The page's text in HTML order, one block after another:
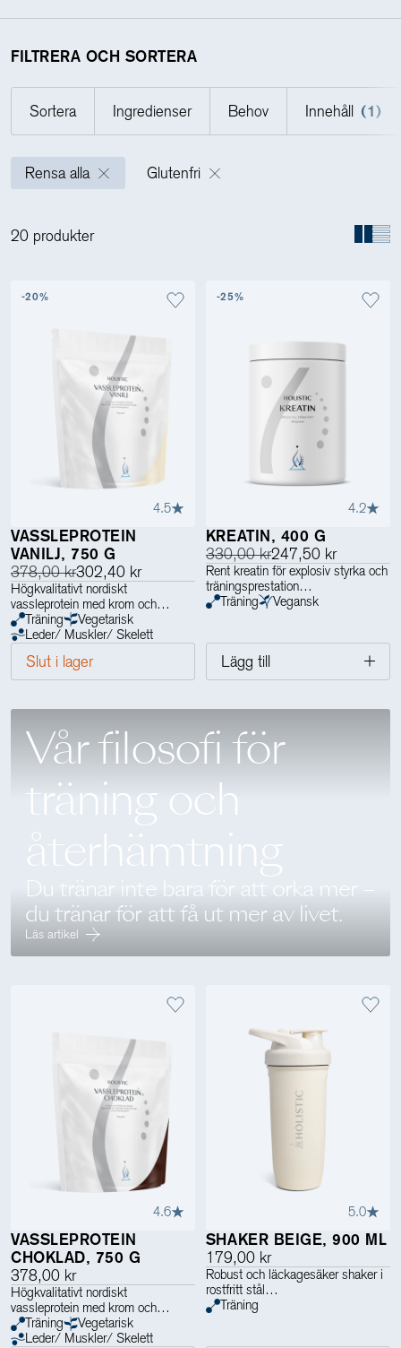
Holistics värld
Utbildning
För återförsäljare
FILTRERA OCH SORTERA
Sortera Ingredienser Behov Innehåll (1)
Rensa alla Glutenfri
20 produkter
-20%
4.5
VASSLEPROTEIN
VANILJ, 750 G
378,00 kr302,40 kr
Högkvalitativt nordiskt
vassleprotein med krom och
enzymer
Träning
Vegetarisk
Leder/ Muskler/ Skelett
Slut i lager
-25%
4.2
KREATIN, 400 G
330,00 kr247,50 kr
Rent kreatin för explosiv styrka och
träningsprestation
Träning
Vegansk
Lägg till
Vår filosofi för
träning och
återhämtning
Du tränar inte bara för att orka mer –
du tränar för att få ut mer av livet.
Läs artikel
4.6
VASSLEPROTEIN
CHOKLAD, 750 G
378,00 kr
Högkvalitativt nordiskt
vassleprotein med krom och
enzymer
Träning
Vegetarisk
Leder/ Muskler/ Skelett
5.0
SHAKER BEIGE, 900 ML
179,00 kr
Robust och läckagesäker shaker i
rostfritt stål
Träning